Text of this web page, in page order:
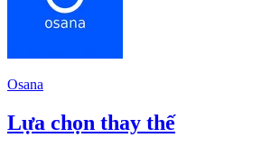
Osana
Lựa chọn thay thế